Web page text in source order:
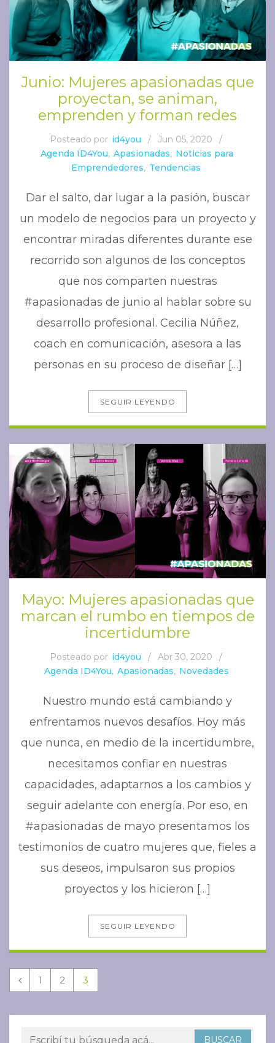
Junio: Mujeres apasionadas que
proyectan, se animan,
emprenden y forman redes
Posteado por id4you / Jun 05, 2020
/
Agenda ID4You, Apasionadas, Noticias para
Emprendedores, Tendencias
Dar el salto, dar lugar a la pasión, buscar
un modelo de negocios para un proyecto y
encontrar miradas diferentes durante ese
recorrido son algunos de los conceptos
que nos comparten nuestras
#apasionadas de junio al hablar sobre su
desarrollo profesional. Cecilia Núñez,
coach en comunicación, asesora a las
personas en su proceso de diseñar […]
SEGUIR LEYENDO
Mayo: Mujeres apasionadas que
marcan el rumbo en tiempos de
incertidumbre
Posteado por id4you / Abr 30, 2020
/
Agenda ID4You, Apasionadas, Novedades
Nuestro mundo está cambiando y
enfrentamos nuevos desafíos. Hoy más
que nunca, en medio de la incertidumbre,
necesitamos confiar en nuestras
capacidades, adaptarnos a los cambios y
seguir adelante con energía. Por eso, en
#apasionadas de mayo presentamos los
testimonios de cuatro mujeres que, fieles a
sus deseos, impulsaron sus propios
proyectos y los hicieron […]
SEGUIR LEYENDO
1 2 3